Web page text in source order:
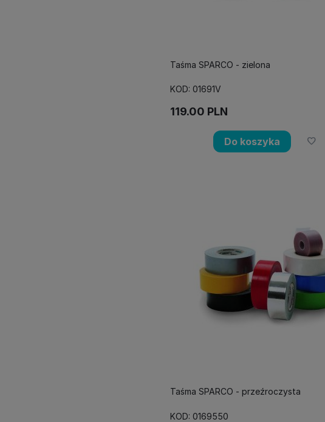
Taśma SPARCO - zielona
KOD: 01691V
119.00 PLN
Do koszyka
Taśma SPARCO - przeźroczysta
KOD: 0169550